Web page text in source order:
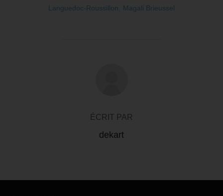
Languedoc-Roussillon
Magali Brieussel
ÉCRIT PAR
dekart